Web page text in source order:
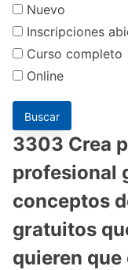
Nuevo
Inscripciones
Curso completo
Online
3303 Crea
profesional
conceptos
gratuitos
quieren